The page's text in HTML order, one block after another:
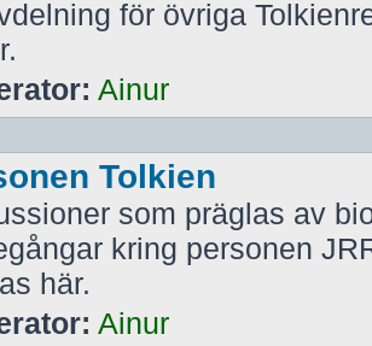
för övriga
Ainur
Tolkien
som präglas av
kring personen
här.
Ainur